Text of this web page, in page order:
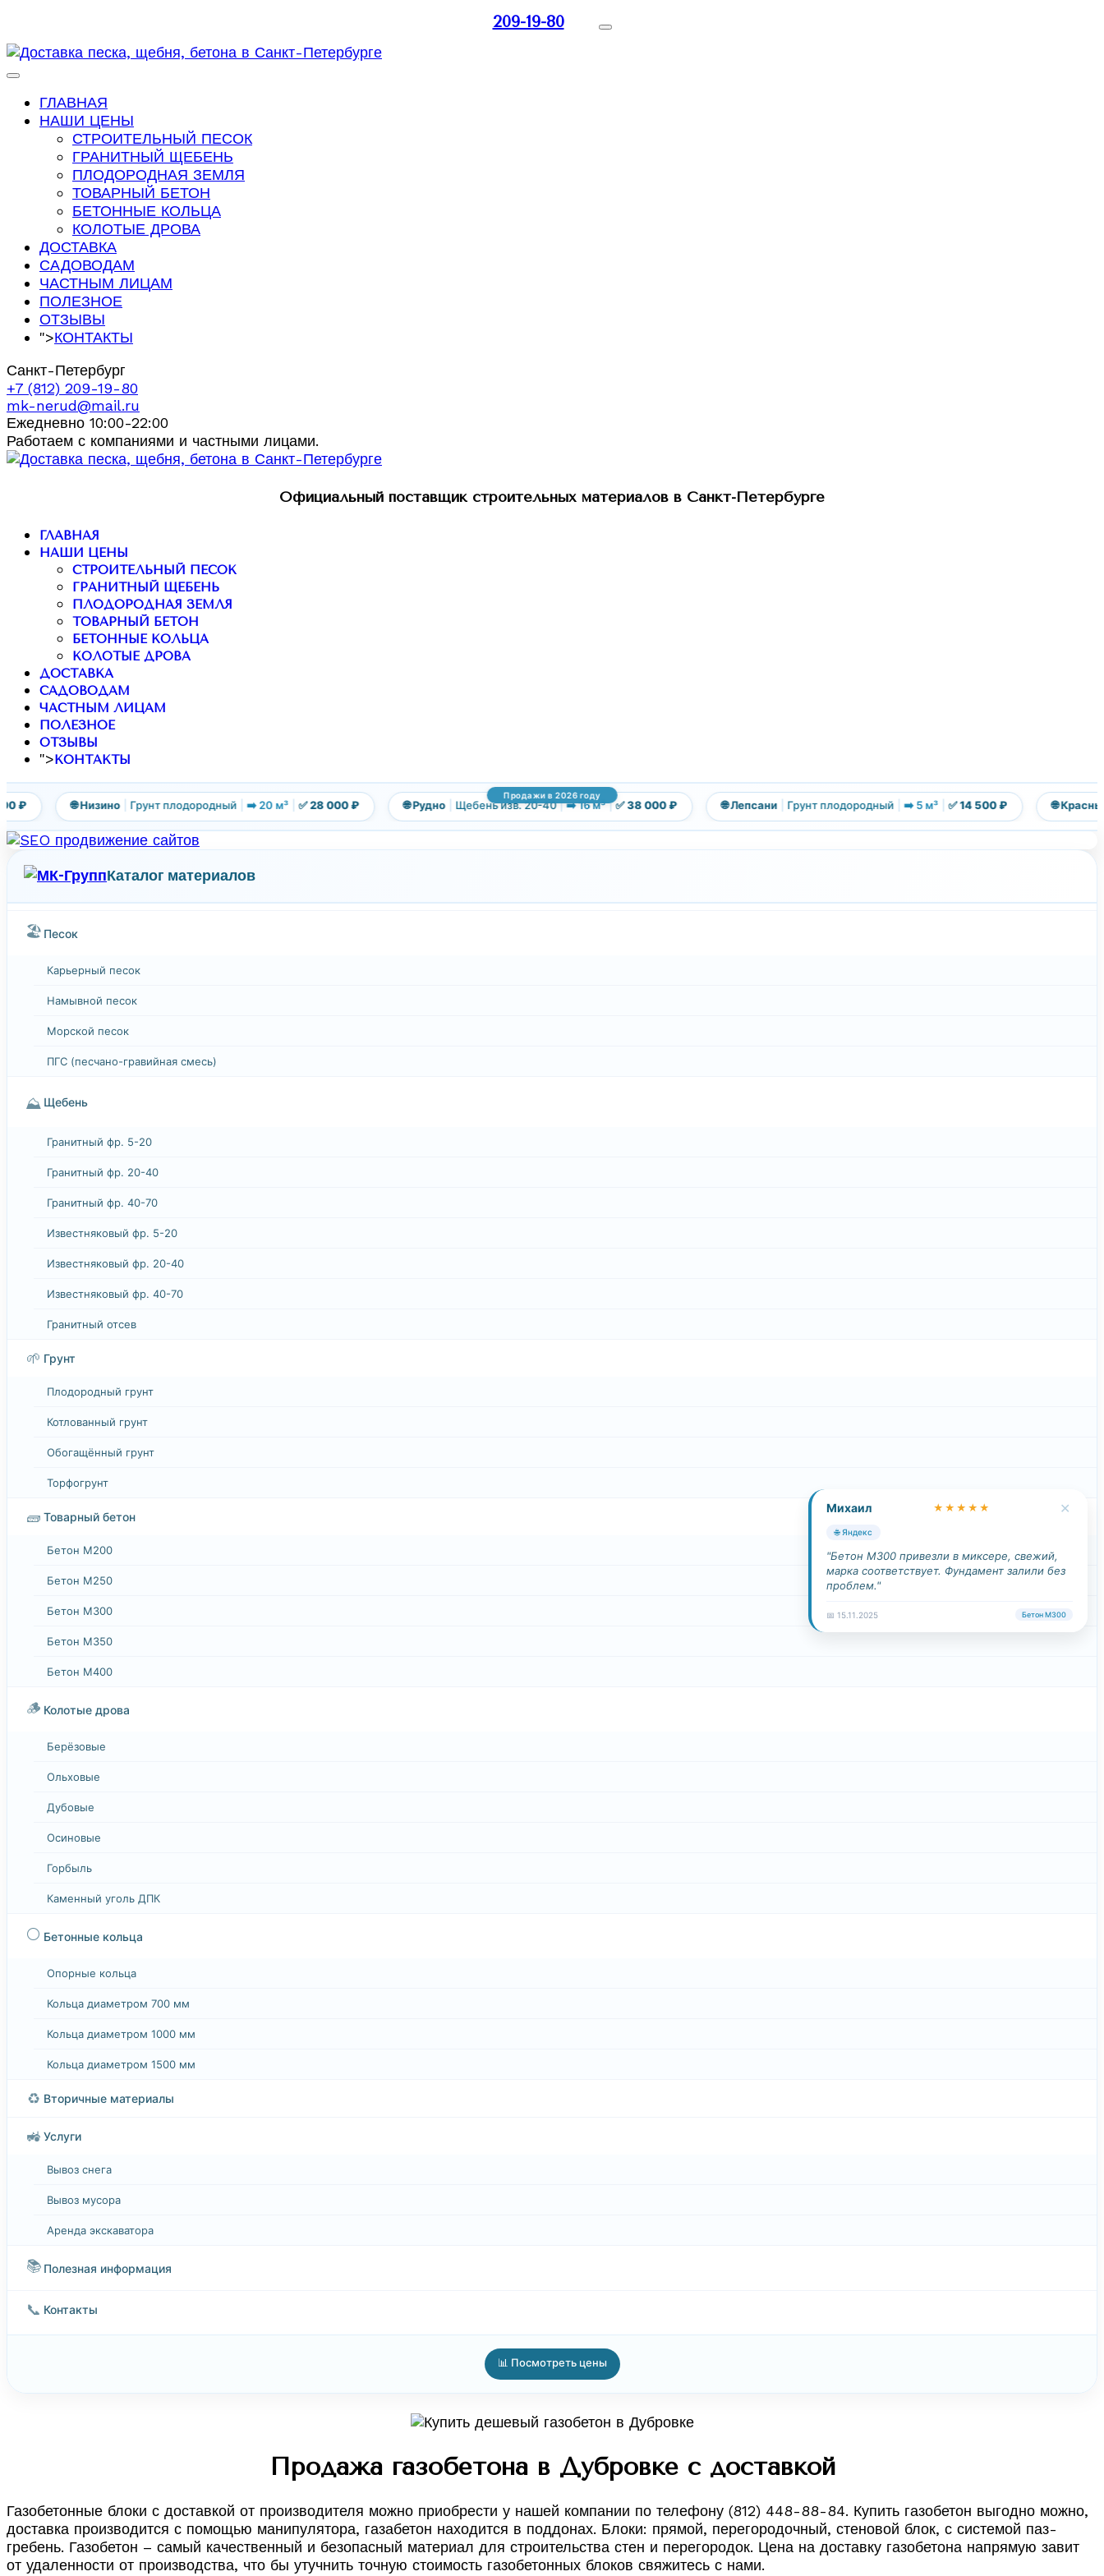
209-19-80
ГЛАВНАЯ
НАШИ ЦЕНЫ
СТРОИТЕЛЬНЫЙ ПЕСОК
ГРАНИТНЫЙ ЩЕБЕНЬ
ПЛОДОРОДНАЯ ЗЕМЛЯ
ТОВАРНЫЙ БЕТОН
БЕТОННЫЕ КОЛЬЦА
КОЛОТЫЕ ДРОВА
ДОСТАВКА
САДОВОДАМ
ЧАСТНЫМ ЛИЦАМ
ПОЛЕЗНОЕ
ОТЗЫВЫ
">КОНТАКТЫ
Санкт-Петербург
+7 (812) 209-19-80
mk-nerud@mail.ru
Ежедневно 10:00-22:00
Работаем с компаниями и частными лицами.
Официальный поставщик строительных материалов в Санкт-Петербурге
ГЛАВНАЯ
НАШИ ЦЕНЫ
СТРОИТЕЛЬНЫЙ ПЕСОК
ГРАНИТНЫЙ ЩЕБЕНЬ
ПЛОДОРОДНАЯ ЗЕМЛЯ
ТОВАРНЫЙ БЕТОН
БЕТОННЫЕ КОЛЬЦА
КОЛОТЫЕ ДРОВА
ДОСТАВКА
САДОВОДАМ
ЧАСТНЫМ ЛИЦАМ
ПОЛЕЗНОЕ
ОТЗЫВЫ
">КОНТАКТЫ
Продажи в 2026 году
₽ 🌐 Низино | Грунт плодородный | ➡️ 20 м³ | ✅ 28 000 ₽ 🌐 Рудно | Щебень изв. 20-40 | ➡️ 16 м³ | ✅ 38 000 ₽ 🌐 Лепсани | Грунт плодородный | ➡️ 5 м³ | ✅ 14 500 ₽ 🌐 Красный
Михаил ★★★★★ ✕
🌐 Яндекс
"Бетон М300 привезли в миксере, свежий,
марка соответствует. Фундамент залили без
проблем."
📅 15.11.2025 Бетон М300
Каталог материалов
🏖️ Песок
Карьерный песок
Намывной песок
Морской песок
ПГС (песчано-гравийная смесь)
⛰️ Щебень
Гранитный фр. 5-20
Гранитный фр. 20-40
Гранитный фр. 40-70
Известняковый фр. 5-20
Известняковый фр. 20-40
Известняковый фр. 40-70
Гранитный отсев
🌱 Грунт
Плодородный грунт
Котлованный грунт
Обогащённый грунт
Торфогрунт
🧱 Товарный бетон
Бетон М200
Бетон М250
Бетон М300
Бетон М350
Бетон М400
🪵 Колотые дрова
Берёзовые
Ольховые
Дубовые
Осиновые
Горбыль
Каменный уголь ДПК
⚪ Бетонные кольца
Опорные кольца
Кольца диаметром 700 мм
Кольца диаметром 1000 мм
Кольца диаметром 1500 мм
♻️ Вторичные материалы
🚜 Услуги
Вывоз снега
Вывоз мусора
Аренда экскаватора
📚 Полезная информация
📞 Контакты
📊 Посмотреть цены
Продажа газобетона в Дубровке с доставкой
Газобетонные блоки с доставкой от производителя можно приобрести у нашей компании по телефону (812) 448-88-84. Купить газобетон выгодно можно,
доставка производится с помощью манипулятора, газабетон находится в поддонах. Блоки: прямой, перегородочный, стеновой блок, с системой паз-
гребень. Газобетон – самый качественный и безопасный материал для строительства стен и перегородок. Цена на доставку газобетона напрямую завит
от удаленности от производства, что бы утучнить точную стоимость газобетонных блоков свяжитесь с нами.